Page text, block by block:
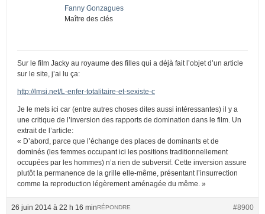
Fanny Gonzagues
Maître des clés
Sur le film Jacky au royaume des filles qui a déjà fait l’objet d’un article
sur le site, j’ai lu ça:
http://lmsi.net/L-enfer-totalitaire-et-sexiste-c
Je le mets ici car (entre autres choses dites aussi intéressantes) il y a
une critique de l’inversion des rapports de domination dans le film. Un
extrait de l’article:
« D’abord, parce que l’échange des places de dominants et de
dominés (les femmes occupant ici les positions traditionnellement
occupées par les hommes) n’a rien de subversif. Cette inversion assure
plutôt la permanence de la grille elle-même, présentant l’insurrection
comme la reproduction légèrement aménagée du même. »
26 juin 2014 à 22 h 16 min #8900
RÉPONDRE